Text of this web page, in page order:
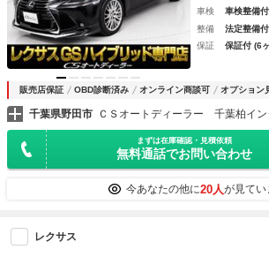
車検
車検整備付
整備
法定整備付
保証
保証付 (6
販売店保証 OBD診断済み オンライン商談可 オプション
千葉県野田市
まずは在庫確認・見積依頼
無料通話でお問い合わせ
今あなたの他に20人が見てい
レクサス